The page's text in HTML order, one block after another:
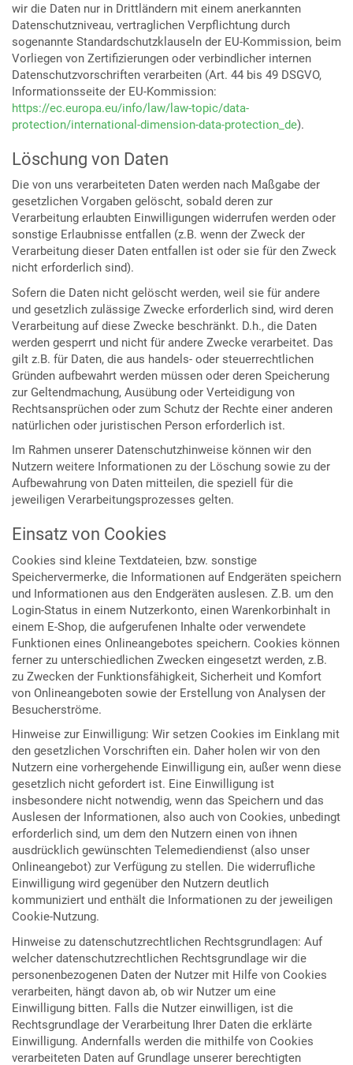
wir die Daten nur in Drittländern mit einem anerkannten
Datenschutzniveau, vertraglichen Verpflichtung durch
sogenannte Standardschutzklauseln der EU-Kommission, beim
Vorliegen von Zertifizierungen oder verbindlicher internen
Datenschutzvorschriften verarbeiten (Art. 44 bis 49 DSGVO,
Informationsseite der EU-Kommission:
https://ec.europa.eu/info/law/law-topic/data-
protection/international-dimension-data-protection_de).
Löschung von Daten
Die von uns verarbeiteten Daten werden nach Maßgabe der
gesetzlichen Vorgaben gelöscht, sobald deren zur
Verarbeitung erlaubten Einwilligungen widerrufen werden oder
sonstige Erlaubnisse entfallen (z.B. wenn der Zweck der
Verarbeitung dieser Daten entfallen ist oder sie für den Zweck
nicht erforderlich sind).
Sofern die Daten nicht gelöscht werden, weil sie für andere
und gesetzlich zulässige Zwecke erforderlich sind, wird deren
Verarbeitung auf diese Zwecke beschränkt. D.h., die Daten
werden gesperrt und nicht für andere Zwecke verarbeitet. Das
gilt z.B. für Daten, die aus handels- oder steuerrechtlichen
Gründen aufbewahrt werden müssen oder deren Speicherung
zur Geltendmachung, Ausübung oder Verteidigung von
Rechtsansprüchen oder zum Schutz der Rechte einer anderen
natürlichen oder juristischen Person erforderlich ist.
Im Rahmen unserer Datenschutzhinweise können wir den
Nutzern weitere Informationen zu der Löschung sowie zu der
Aufbewahrung von Daten mitteilen, die speziell für die
jeweiligen Verarbeitungsprozesses gelten.
Einsatz von Cookies
Cookies sind kleine Textdateien, bzw. sonstige
Speichervermerke, die Informationen auf Endgeräten speichern
und Informationen aus den Endgeräten auslesen. Z.B. um den
Login-Status in einem Nutzerkonto, einen Warenkorbinhalt in
einem E-Shop, die aufgerufenen Inhalte oder verwendete
Funktionen eines Onlineangebotes speichern. Cookies können
ferner zu unterschiedlichen Zwecken eingesetzt werden, z.B.
zu Zwecken der Funktionsfähigkeit, Sicherheit und Komfort
von Onlineangeboten sowie der Erstellung von Analysen der
Besucherströme.
Hinweise zur Einwilligung: Wir setzen Cookies im Einklang mit
den gesetzlichen Vorschriften ein. Daher holen wir von den
Nutzern eine vorhergehende Einwilligung ein, außer wenn diese
gesetzlich nicht gefordert ist. Eine Einwilligung ist
insbesondere nicht notwendig, wenn das Speichern und das
Auslesen der Informationen, also auch von Cookies, unbedingt
erforderlich sind, um dem den Nutzern einen von ihnen
ausdrücklich gewünschten Telemediendienst (also unser
Onlineangebot) zur Verfügung zu stellen. Die widerrufliche
Einwilligung wird gegenüber den Nutzern deutlich
kommuniziert und enthält die Informationen zu der jeweiligen
Cookie-Nutzung.
Hinweise zu datenschutzrechtlichen Rechtsgrundlagen: Auf
welcher datenschutzrechtlichen Rechtsgrundlage wir die
personenbezogenen Daten der Nutzer mit Hilfe von Cookies
verarbeiten, hängt davon ab, ob wir Nutzer um eine
Einwilligung bitten. Falls die Nutzer einwilligen, ist die
Rechtsgrundlage der Verarbeitung Ihrer Daten die erklärte
Einwilligung. Andernfalls werden die mithilfe von Cookies
verarbeiteten Daten auf Grundlage unserer berechtigten